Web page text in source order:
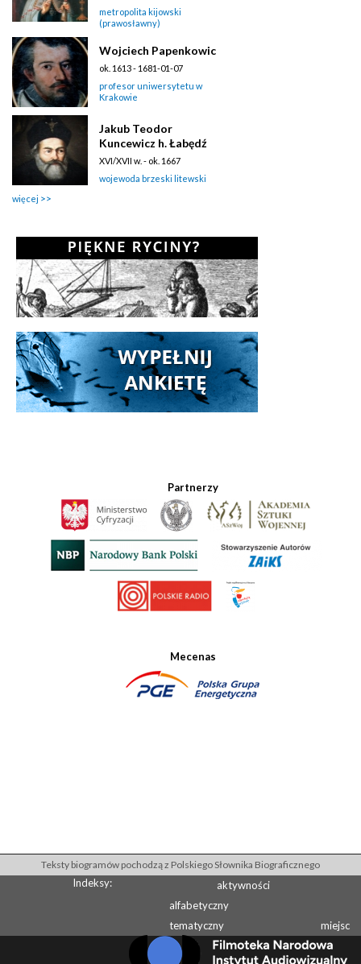
metropolita kijowski
(prawosławny)
Wojciech Papenkowic
ok. 1613 - 1681-01-07
profesor uniwersytetu w
Krakowie
Jakub Teodor
Kuncewicz h. Łabędź
XVI/XVII w. - ok. 1667
wojewoda brzeski litewski
więcej
Partnerzy
Mecenas
Teksty biogramów pochodzą z Polskiego Słownika Biograficznego
Indeksy:
aktywności
alfabetyczny
tematyczny
miejsc